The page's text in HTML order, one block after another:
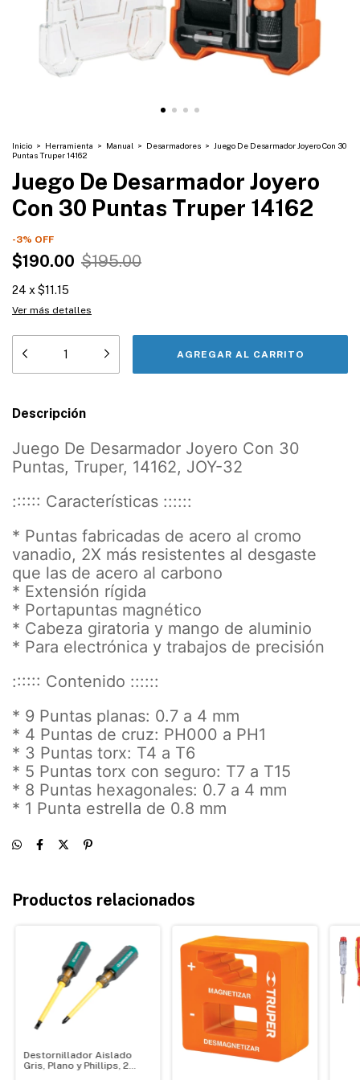
Inicio > Herramienta > Manual > Desarmadores >
Juego De Desarmador Joyero Con 30
Puntas Truper 14162
Juego De Desarmador Joyero
Con 30 Puntas Truper 14162
-3% OFF
$190.00 $195.00
24 x $11.15
Ver más detalles
Descripción
Juego De Desarmador Joyero Con 30
Puntas, Truper, 14162, JOY-32
:::::: Características ::::::
* Puntas fabricadas de acero al cromo
vanadio, 2X más resistentes al desgaste
que las de acero al carbono
* Extensión rígida
* Portapuntas magnético
* Cabeza giratoria y mango de aluminio
* Para electrónica y trabajos de precisión
:::::: Contenido ::::::
* 9 Puntas planas: 0.7 a 4 mm
* 4 Puntas de cruz: PH000 a PH1
* 3 Puntas torx: T4 a T6
* 5 Puntas torx con seguro: T7 a T15
* 8 Puntas hexagonales: 0.7 a 4 mm
* 1 Punta estrella de 0.8 mm
Productos relacionados
Destornillador Aislado
Gris, Plano y Phillips, 2